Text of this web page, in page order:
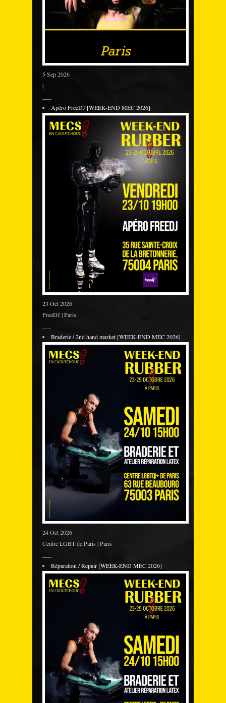
5 Sep 2026
|
Apéro FreeDJ [WEEK-END MEC 2026]
23 Oct 2026
FreeDJ | Paris
Braderie / 2nd hand market [WEEK-END MEC 2026]
24 Oct 2026
Centre LGBT de Paris | Paris
Réparation / Repair [WEEK-END MEC 2026]